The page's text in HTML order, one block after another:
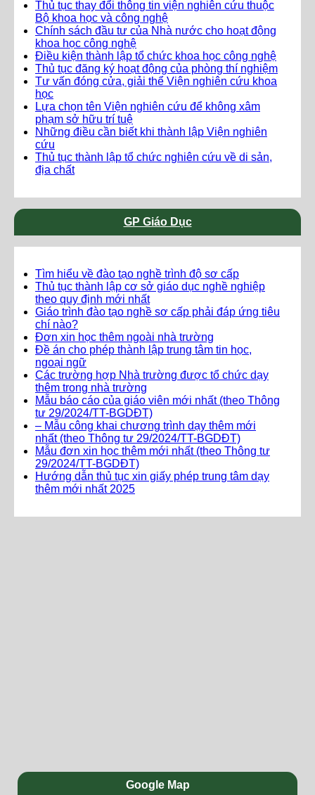
Thủ tục thay đổi thông tin viện nghiên cứu thuộc
Bộ khoa học và công nghệ
Chính sách đầu tư của Nhà nước cho hoạt động
khoa học công nghệ
Điều kiện thành lập tổ chức khoa học công nghệ
Thủ tục đăng ký hoạt động của phòng thí nghiệm
Tư vấn đóng cửa, giải thể Viện nghiên cứu khoa
học
Lựa chọn tên Viện nghiên cứu để không xâm
phạm sở hữu trí tuệ
Những điều cần biết khi thành lập Viện nghiên
cứu
Thủ tục thành lập tổ chức nghiên cứu về di sản,
địa chất
GP Giáo Dục
Tìm hiểu về đào tạo nghề trình độ sơ cấp
Thủ tục thành lập cơ sở giáo dục nghề nghiệp
theo quy định mới nhất
Giáo trình đào tạo nghề sơ cấp phải đáp ứng tiêu
chí nào?
Đơn xin học thêm ngoài nhà trường
Đề án cho phép thành lập trung tâm tin học,
ngoại ngữ
Các trường hợp Nhà trường được tổ chức dạy
thêm trong nhà trường
Mẫu báo cáo của giáo viên mới nhất (theo Thông
tư 29/2024/TT-BGDĐT)
– Mẫu công khai chương trình dạy thêm mới
nhất (theo Thông tư 29/2024/TT-BGDĐT)
Mẫu đơn xin học thêm mới nhất (theo Thông tư
29/2024/TT-BGDĐT)
Hướng dẫn thủ tục xin giấy phép trung tâm dạy
thêm mới nhất 2025
Google Map